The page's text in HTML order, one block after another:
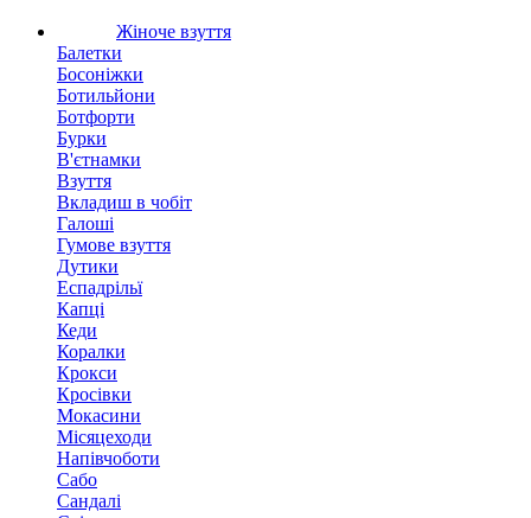
Жіноче взуття
Балетки
Босоніжки
Ботильйони
Ботфорти
Бурки
В'єтнамки
Взуття
Вкладиш в чобіт
Галоші
Гумове взуття
Дутики
Еспадрільї
Капці
Кеди
Коралки
Крокси
Кросівки
Мокасини
Місяцеходи
Напівчоботи
Сабо
Сандалі